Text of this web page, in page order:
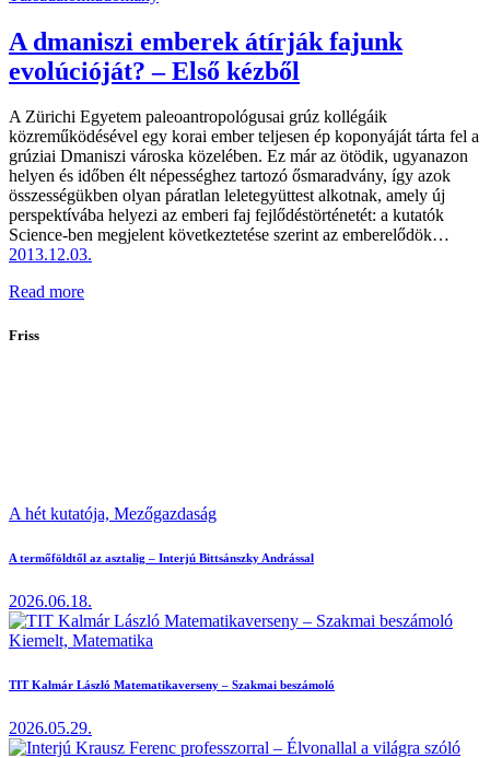
A dmaniszi emberek átírják fajunk
evolúcióját? – Első kézből
A Zürichi Egyetem paleo­antro­pológusai grúz kollégáik
közreműködésével egy korai ember teljesen ép koponyáját tárta fel a
grúziai Dmaniszi városka közelében. Ez már az ötödik, ugyanazon
helyen és időben élt népességhez tartozó ősmaradvány, így azok
összességükben olyan páratlan leletegyüttest alkotnak, amely új
perspektívába helyezi az emberi faj fejlődéstörténetét: a kutatók
Science-ben megjelent következtetése szerint az emberelődök…
2013.12.03.
Read more
Friss
A hét kutatója, Mezőgazdaság
A termőföldtől az asztalig – Interjú Bittsánszky Andrással
2026.06.18.
Kiemelt, Matematika
TIT Kalmár László Matematikaverseny – Szakmai beszámoló
2026.05.29.